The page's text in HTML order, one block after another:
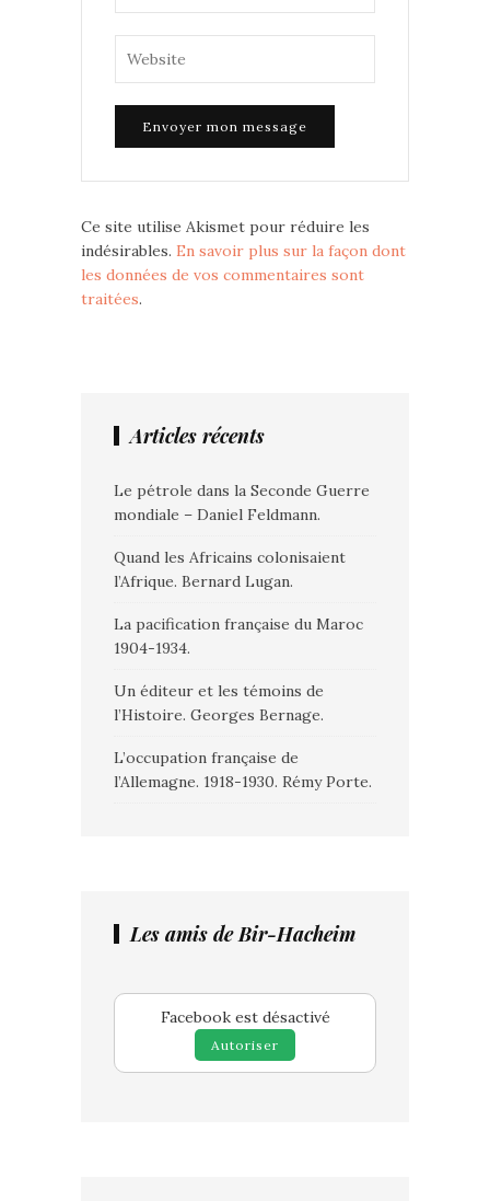
Ce site utilise Akismet pour réduire les
indésirables. En savoir plus sur la façon dont
les données de vos commentaires sont
traitées.
Articles récents
Le pétrole dans la Seconde Guerre
mondiale – Daniel Feldmann.
Quand les Africains colonisaient
l’Afrique. Bernard Lugan.
La pacification française du Maroc
1904-1934.
Un éditeur et les témoins de
l’Histoire. Georges Bernage.
L’occupation française de
l’Allemagne. 1918-1930. Rémy Porte.
Les amis de Bir-Hacheim
Facebook est désactivé
Autoriser